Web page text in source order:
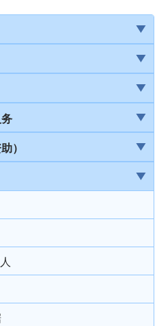
序定罪
问
身
）
服务的案件类别